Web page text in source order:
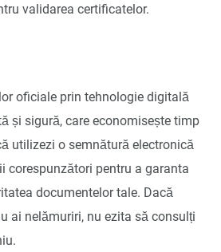
validarea certificatelor.
oficiale prin tehnologie digitală
și sigură, care economisește timp
utilizezi o semnătură electronică
corespunzători pentru a garanta
documentelor tale. Dacă
ai nelămuriri, nu ezita să consulți